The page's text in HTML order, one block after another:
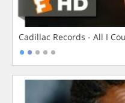
Cadillac Records - All I